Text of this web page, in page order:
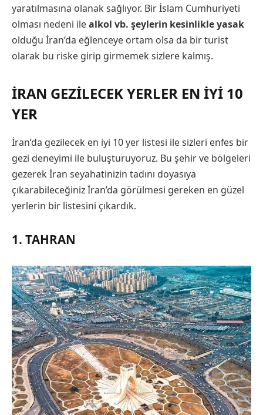
yaratılmasına olanak sağlıyor. Bir İslam Cumhuriyeti
olması nedeni ilealkol vb. şeylerin kesinlikle yasak
olduğu İran’da eğlenceye ortam olsa da bir turist
olarak bu riske girip girmemek sizlere kalmış.
İRAN GEZILECEK YERLER EN İYI 10
YER
İran’da gezilecek en iyi 10 yer listesi ile sizleri enfes bir
gezi deneyimi ile buluşturuyoruz. Bu şehir ve bölgeleri
gezerek İran seyahatinizin tadını doyasıya
çıkarabileceğiniz İran’da görülmesi gereken en güzel
yerlerin bir listesini çıkardık.
1. TAHRAN